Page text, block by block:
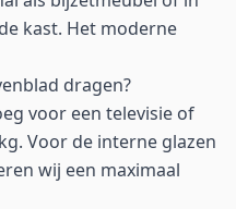
kast. Het moderne
dragen?
voor een televisie of
Voor de interne glazen
wij een maximaal